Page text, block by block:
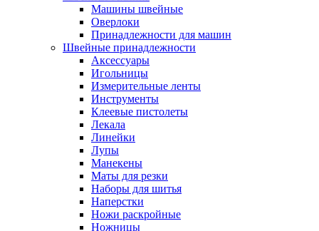
Машины швейные
Оверлоки
Принадлежности для машин
Швейные принадлежности
Аксессуары
Игольницы
Измерительные ленты
Инструменты
Клеевые пистолеты
Лекала
Линейки
Лупы
Манекены
Маты для резки
Наборы для шитья
Наперстки
Ножи раскройные
Ножницы